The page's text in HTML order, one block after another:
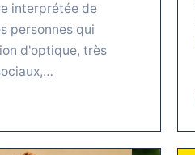
interprétée de
personnes qui
d'optique, très